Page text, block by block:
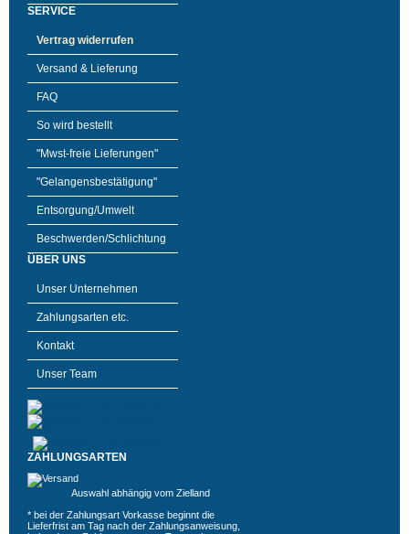
SERVICE
Vertrag widerrufen
Versand & Lieferung
FAQ
So wird bestellt
"Mwst-freie Lieferungen"
"Gelangensbestätigung"
Entsorgung/Umwelt
Beschwerden/Schlichtung
ÜBER UNS
Unser Unternehmen
Zahlungsarten etc.
Kontakt
Unser Team
ZAHLUNGSARTEN
Auswahl abhängig vom Zielland
* bei der Zahlungsart Vorkasse beginnt die
Lieferfrist am Tag nach der Zahlungsanweisung,